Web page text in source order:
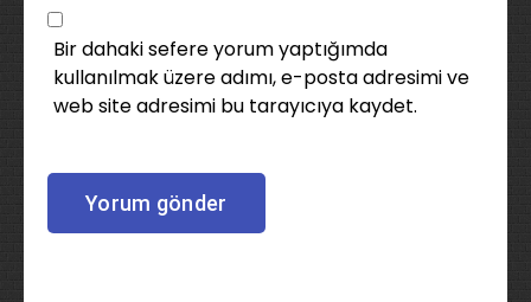
Bir dahaki sefere yorum yaptığımda
kullanılmak üzere adımı, e-posta adresimi ve
web site adresimi bu tarayıcıya kaydet.